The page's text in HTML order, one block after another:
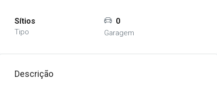
Sítios
Tipo
0
Garagem
Descrição